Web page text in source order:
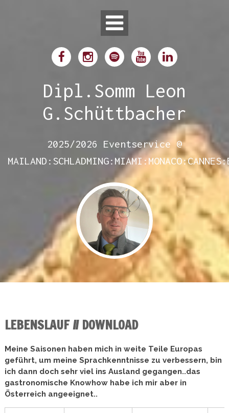
Dipl.Somm Leon
G.Schüttbacher
2025/2026 Eventservice @
LEBENSLAUF // DOWNLOAD
Meine Saisonen haben mich in weite Teile Europas
geführt, um meine Sprachkenntnisse zu verbessern, bin
ich dann doch sehr viel ins Ausland gegangen..das
gastronomische Knowhow habe ich mir aber in
Österreich angeeignet..